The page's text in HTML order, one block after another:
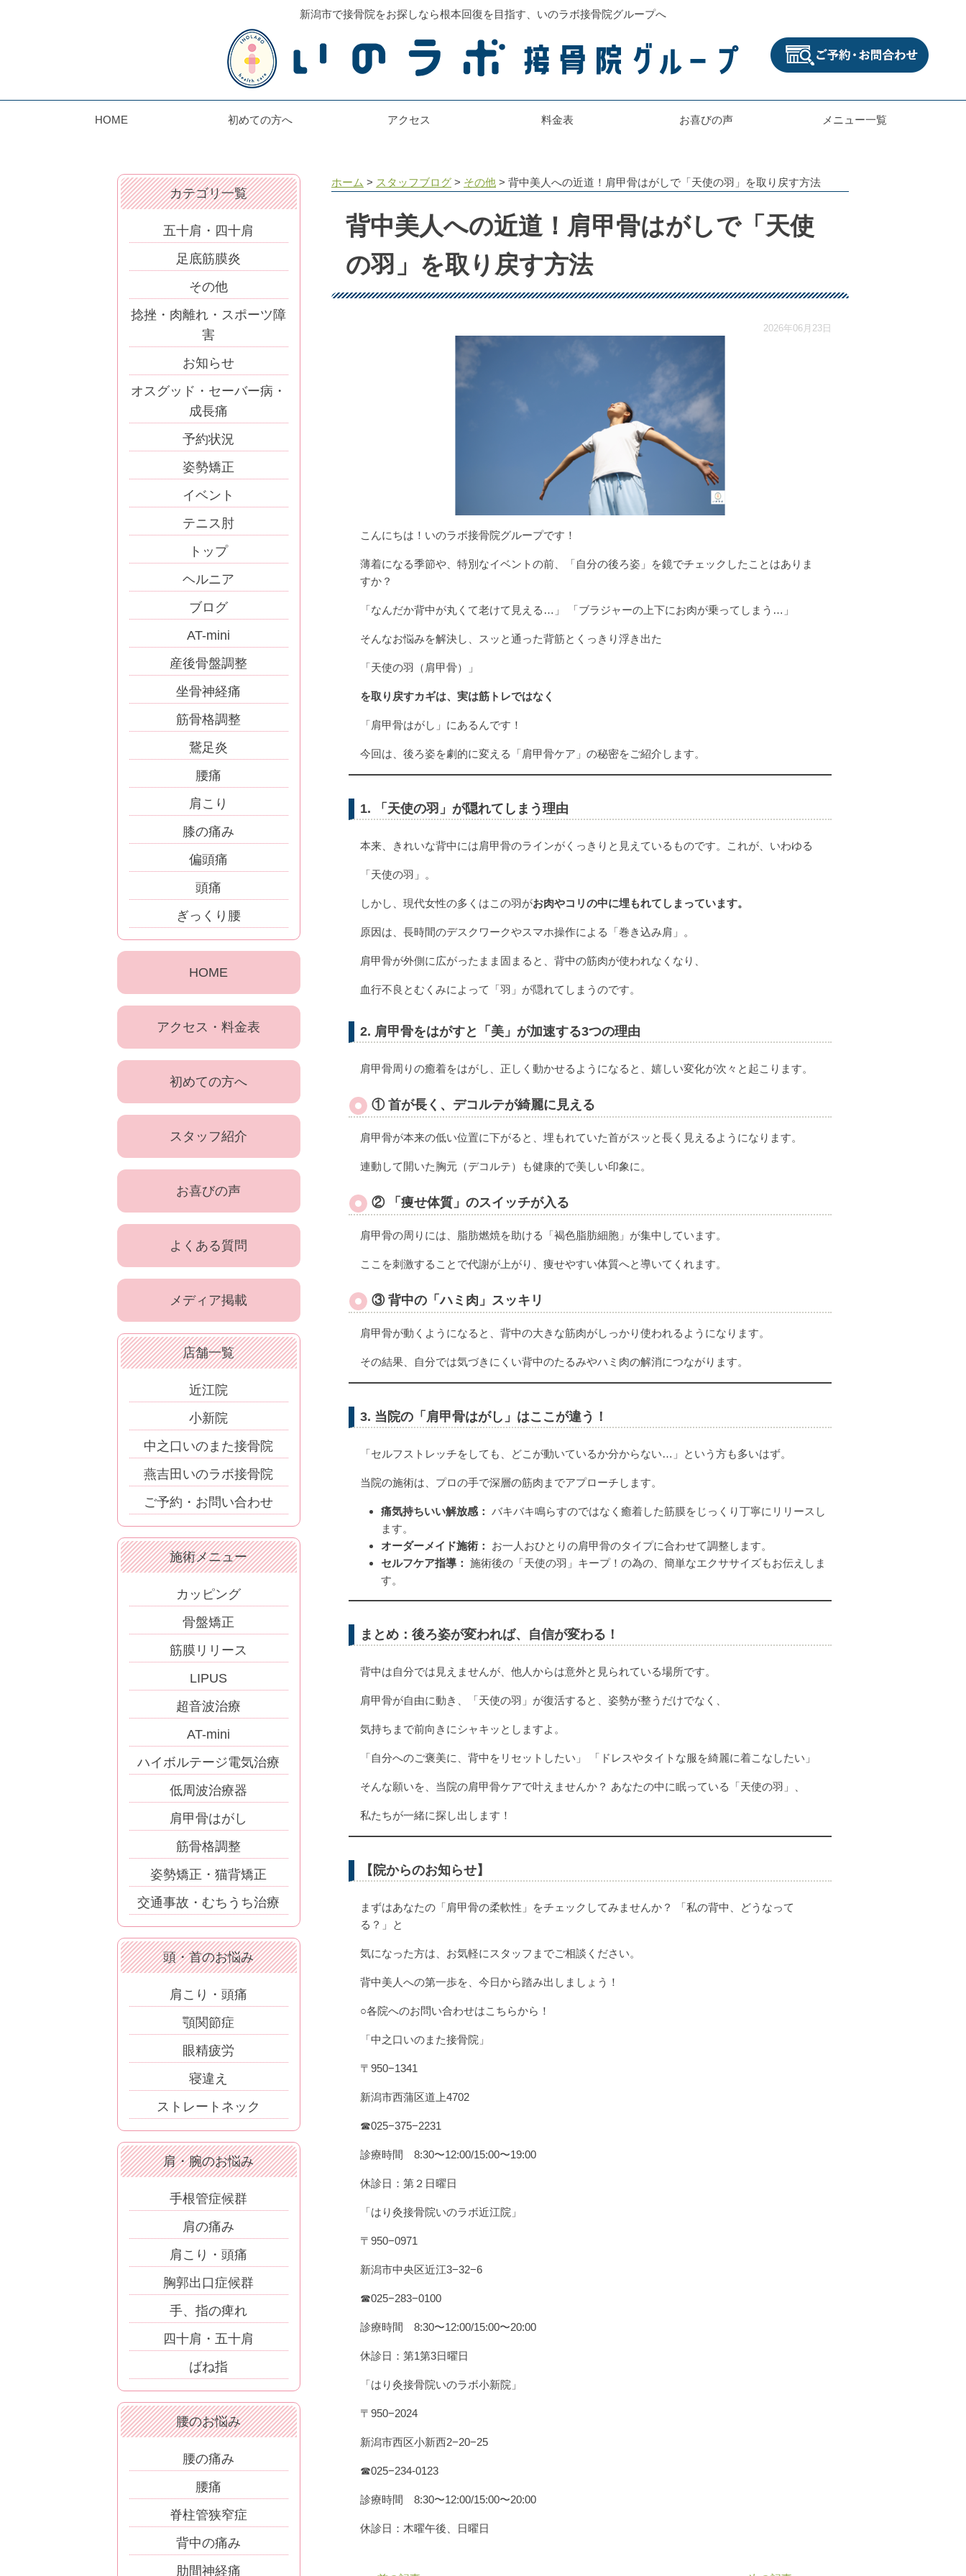
新潟市で接骨院をお探しなら根本回復を目指す、いのラボ接骨院グループへ
HOME 初めての方へ アクセス 料金表 お喜びの声 メニュー一覧
ホーム > スタッフブログ > その他 > 背中美人への近道！肩甲骨はがしで「天使の羽」を取り戻す方法
背中美人への近道！肩甲骨はがしで「天使
の羽」を取り戻す方法
2026年06月23日
こんにちは！いのラボ接骨院グループです！
薄着になる季節や、特別なイベントの前、「自分の後ろ姿」を鏡でチェックしたことはありま
すか？
「なんだか背中が丸くて老けて見える…」 「ブラジャーの上下にお肉が乗ってしまう…」
そんなお悩みを解決し、スッと通った背筋とくっきり浮き出た
「天使の羽（肩甲骨）」
を取り戻すカギは、実は筋トレではなく
「肩甲骨はがし」にあるんです！
今回は、後ろ姿を劇的に変える「肩甲骨ケア」の秘密をご紹介します。
1. 「天使の羽」が隠れてしまう理由
本来、きれいな背中には肩甲骨のラインがくっきりと見えているものです。これが、いわゆる
「天使の羽」。
しかし、現代女性の多くはこの羽がお肉やコリの中に埋もれてしまっています。
原因は、長時間のデスクワークやスマホ操作による「巻き込み肩」。
肩甲骨が外側に広がったまま固まると、背中の筋肉が使われなくなり、
血行不良とむくみによって「羽」が隠れてしまうのです。
2. 肩甲骨をはがすと「美」が加速する3つの理由
肩甲骨周りの癒着をはがし、正しく動かせるようになると、嬉しい変化が次々と起こります。
① 首が長く、デコルテが綺麗に見える
肩甲骨が本来の低い位置に下がると、埋もれていた首がスッと長く見えるようになります。
連動して開いた胸元（デコルテ）も健康的で美しい印象に。
② 「痩せ体質」のスイッチが入る
肩甲骨の周りには、脂肪燃焼を助ける「褐色脂肪細胞」が集中しています。
ここを刺激することで代謝が上がり、痩せやすい体質へと導いてくれます。
③ 背中の「ハミ肉」スッキリ
肩甲骨が動くようになると、背中の大きな筋肉がしっかり使われるようになります。
その結果、自分では気づきにくい背中のたるみやハミ肉の解消につながります。
3. 当院の「肩甲骨はがし」はここが違う！
「セルフストレッチをしても、どこが動いているか分からない…」という方も多いはず。
当院の施術は、プロの手で深層の筋肉までアプローチします。
痛気持ちいい解放感： バキバキ鳴らすのではなく癒着した筋膜をじっくり丁寧にリリースし
ます。
オーダーメイド施術：
お一人おひとりの肩甲骨のタイプに合わせて調整します。
セルフケア指導： 施術後の「天使の羽」キープ！の為の、簡単なエクササイズもお伝えしま
す。
まとめ：後ろ姿が変われば、自信が変わる！
背中は自分では見えませんが、他人からは意外と見られている場所です。
肩甲骨が自由に動き、「天使の羽」が復活すると、姿勢が整うだけでなく、
気持ちまで前向きにシャキッとしますよ。
「自分へのご褒美に、背中をリセットしたい」 「ドレスやタイトな服を綺麗に着こなしたい」
そんな願いを、当院の肩甲骨ケアで叶えませんか？ あなたの中に眠っている「天使の羽」、
私たちが一緒に探し出します！
【院からのお知らせ】
まずはあなたの「肩甲骨の柔軟性」をチェックしてみませんか？ 「私の背中、どうなって
る？」と
気になった方は、お気軽にスタッフまでご相談ください。
背中美人への第一歩を、今日から踏み出しましょう！
○各院へのお問い合わせはこちらから！
「中之口いのまた接骨院」
〒950−1341
新潟市西蒲区道上4702
☎︎025−375−2231
診療時間 8:30〜12:00/15:00〜19:00
休診日：第２日曜日
「はり灸接骨院いのラボ近江院」
〒950−0971
新潟市中央区近江3−32−6
☎︎025−283−0100
診療時間 8:30〜12:00/15:00〜20:00
休診日：第1第3日曜日
「はり灸接骨院いのラボ小新院」
〒950−2024
新潟市西区小新西2−20−25
☎︎025−234-0123
診療時間 8:30〜12:00/15:00〜20:00
休診日：木曜午後、日曜日
カテゴリ一覧
五十肩・四十肩
足底筋膜炎
その他
捻挫・肉離れ・スポーツ障
害
お知らせ
オスグッド・セーバー病・
成長痛
予約状況
姿勢矯正
イベント
テニス肘
トップ
ヘルニア
ブログ
AT-mini
産後骨盤調整
坐骨神経痛
筋骨格調整
鵞足炎
腰痛
肩こり
膝の痛み
偏頭痛
頭痛
ぎっくり腰
HOME
アクセス・料金表
初めての方へ
スタッフ紹介
お喜びの声
よくある質問
メディア掲載
店舗一覧
近江院
小新院
中之口いのまた接骨院
燕吉田いのラボ接骨院
ご予約・お問い合わせ
施術メニュー
カッピング
骨盤矯正
筋膜リリース
LIPUS
超音波治療
AT-mini
ハイボルテージ電気治療
低周波治療器
肩甲骨はがし
筋骨格調整
姿勢矯正・猫背矯正
交通事故・むちうち治療
頭・首のお悩み
肩こり・頭痛
顎関節症
眼精疲労
寝違え
ストレートネック
肩・腕のお悩み
手根管症候群
肩の痛み
肩こり・頭痛
胸郭出口症候群
手、指の痺れ
四十肩・五十肩
ばね指
腰のお悩み
腰の痛み
腰痛
脊柱管狭窄症
背中の痛み
肋間神経痛